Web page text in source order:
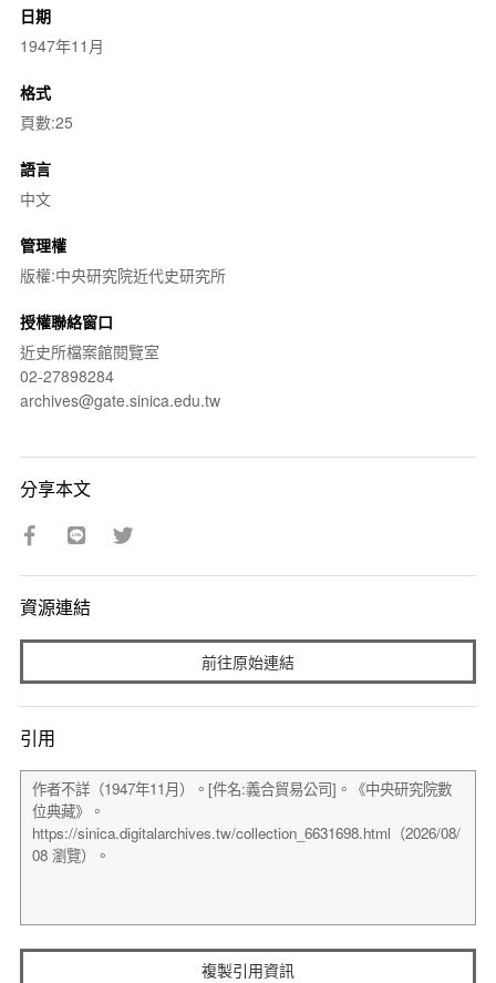
日期
1947年11月
格式
頁數:25
語言
中文
管理權
版權:中央研究院近代史研究所
授權聯絡窗口
近史所檔案館閱覽室
02-27898284
archives@gate.sinica.edu.tw
分享本文
資源連結
前往原始連結
引用
複製引用資訊